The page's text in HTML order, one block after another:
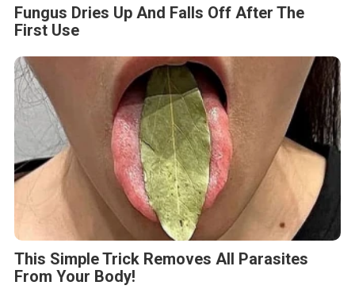
Fungus Dries Up And Falls Off After The
First Use
This Simple Trick Removes All Parasites
From Your Body!